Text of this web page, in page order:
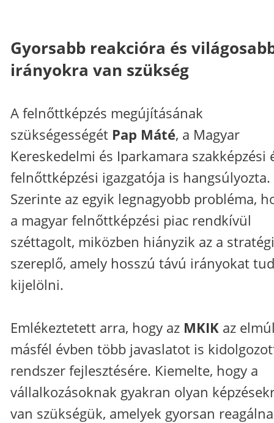
Gyorsabb reakcióra és
irányokra van szükség
A felnőttképzés megújításának
szükségességét Pap Máté, a Magyar
Kereskedelmi és Iparkamara szakképzési
felnőttképzési igazgatója is hangsúlyozta.
Szerinte az egyik legnagyobb probléma,
a magyar felnőttképzési piac rendkívül
széttagolt, miközben hiányzik az a
szereplő, amely hosszú távú irányokat
kijelölni.
Emlékeztetett arra, hogy az MKIK az
másfél évben több javaslatot is
rendszer fejlesztésére. Kiemelte, hogy a
vállalkozásoknak gyakran olyan
van szükségük, amelyek gyorsan